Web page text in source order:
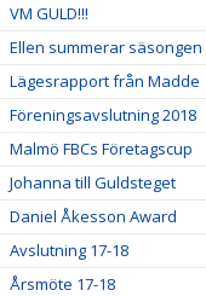
VM GULD!!!
Ellen summerar säsongen
Lägesrapport från Madde
Föreningsavslutning 2018
Malmö FBCs Företagscup
Johanna till Guldsteget
Daniel Åkesson Award
Avslutning 17-18
Årsmöte 17-18